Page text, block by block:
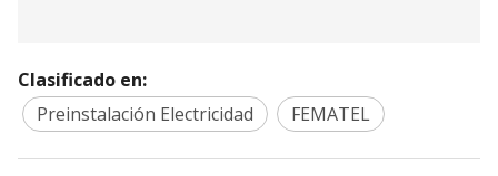
Clasificado en:
Preinstalación Electricidad
FEMATEL